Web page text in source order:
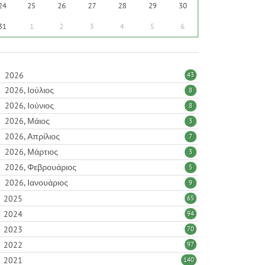
25 26 27 28 29 30
1 2 3 4 5 6
2026 43
2026, Ιούλιος 8
2026, Ιούνιος 8
2026, Μάιος 3
2026, Απρίλιος 7
2026, Μάρτιος 3
2026, Φεβρουάριος 5
2026, Ιανουάριος 9
2025 65
2024 94
2023 70
2022 97
2021 140